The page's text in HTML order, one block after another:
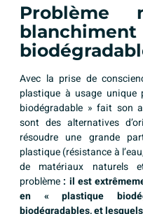
Avec la prise de
plastique à usage unique
biodégradable » fait son
sont des alternatives
résoudre une grande
plastique (résistance à
de matériaux naturels
problème : il est
en « plastique
biodégradables, et